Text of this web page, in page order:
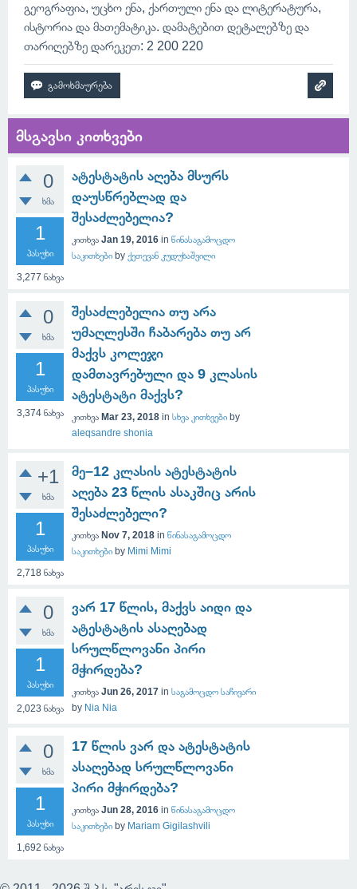
გეოგრაფია, უცხო ენა, ქართული ენა და ლიტერატურა,
ისტორია და მათემატიკა. დამატებით დეტალებზე და
თარიღებზე დარეკეთ: 2 200 220
მსგავსი კითხვები
0
ხმა
1
პასუხი
3,277 ნახვა
ატესტატის აღება მსურს
დაუსწრებლად და
შესაძლებელია?
კითხვა Jan 19, 2016 in წინასაგამოცდო
საკითხები by ქეთევან კუდუხაშვილი
0
ხმა
1
პასუხი
3,374ნახვა
შესაძლებელია თუ არა
უმაღლესში ჩაბარება თუ არ
მაქვს კოლეჯი
დამთავრებული და 9 კლასის
ატესტატი მაქვს?
კითხვა Mar 23, 2018 in სხვა კითხვები by
aleqsandre shonia
+1
ხმა
1
პასუხი
2,718 ნახვა
მე–12 კლასის ატესტატის
აღება 23 წლის ასაკშიც არის
შესაძლებელი?
კითხვა Nov 7, 2018 in წინასაგამოცდო
საკითხები by Mimi Mimi
0
ხმა
1
პასუხი
2,023 ნახვა
ვარ 17 წლის, მაქვს აიდი და
ატესტატის ასაღებად
სრულწლოვანი პირი
მჭირდება?
კითხვა Jun 26, 2017 in საგამოცდო საჩივარი
by Nia Nia
0
ხმა
1
პასუხი
1,692 ნახვა
17 წლის ვარ და ატესტატის
ასაღებად სრულწლოვანი
პირი მჭირდება?
კითხვა Jun 28, 2016 in წინასაგამოცდო
საკითხები by Mariam Gigilashvili